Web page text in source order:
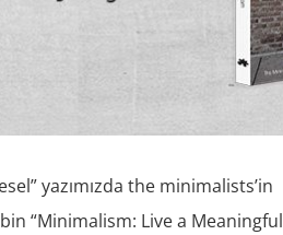
yazımızda the minimalists’in
“Minimalism: Live a Meaningful